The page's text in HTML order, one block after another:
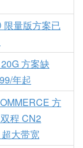
限量版方案已
方案缺
年起
方
程 CN2
大带宽